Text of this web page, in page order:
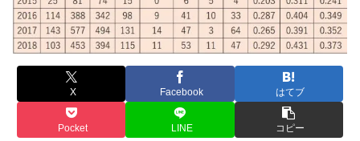
X Facebook はてブ
Pocket LINE コピー